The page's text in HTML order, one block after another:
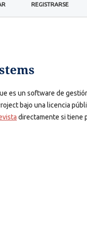
REGISTRARSE
es un software de
bajo una licencia
directamente si tiene